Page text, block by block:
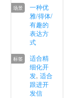
一种优
雅/得体/
有趣的
表达方
式
适合精
细化开
发, 适合
跟进开
发信